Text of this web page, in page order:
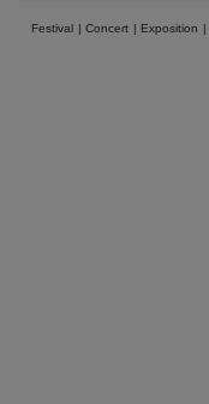
Festival | Concert | Exposition |